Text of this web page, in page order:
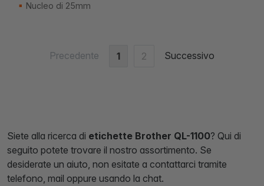
Nucleo di 25mm
Precedente 1 2 Successivo
Siete alla ricerca di etichette Brother QL-1100? Qui di
seguito potete trovare il nostro assortimento. Se
desiderate un aiuto, non esitate a contattarci tramite
telefono, mail oppure usando la chat.